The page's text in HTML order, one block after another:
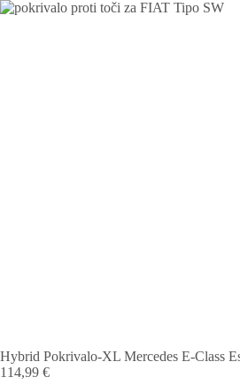
Hybrid Pokrivalo-XL Mercedes E-Class
114,99 €